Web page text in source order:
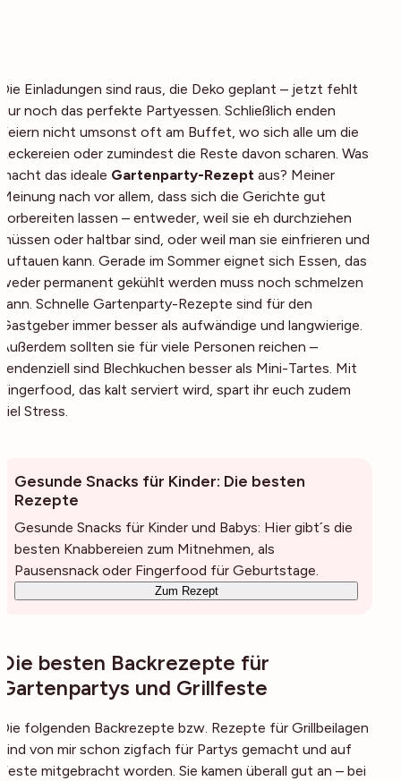
Die Einladungen sind raus, die Deko geplant – jetzt fehlt
nur noch das perfekte Partyessen. Schließlich enden
Feiern nicht umsonst oft am Buffet, wo sich alle um die
Leckereien oder zumindest die Reste davon scharen. Was
macht das ideale Gartenparty-Rezept aus? Meiner
Meinung nach vor allem, dass sich die Gerichte gut
vorbereiten lassen – entweder, weil sie eh durchziehen
müssen oder haltbar sind, oder weil man sie einfrieren und
auftauen kann. Gerade im Sommer eignet sich Essen, das
weder permanent gekühlt werden muss noch schmelzen
kann. Schnelle Gartenparty-Rezepte sind für den
Gastgeber immer besser als aufwändige und langwierige.
Außerdem sollten sie für viele Personen reichen –
tendenziell sind Blechkuchen besser als Mini-Tartes. Mit
Fingerfood, das kalt serviert wird, spart ihr euch zudem
viel Stress.
Gesunde Snacks für Kinder: Die besten
Rezepte
Gesunde Snacks für Kinder und Babys: Hier gibt´s die
besten Knabbereien zum Mitnehmen, als
Pausensnack oder Fingerfood für Geburtstage.
Zum Rezept
Die besten Backrezepte für
Gartenpartys und Grillfeste
Die folgenden Backrezepte bzw. Rezepte für Grillbeilagen
sind von mir schon zigfach für Partys gemacht und auf
Feste mitgebracht worden. Sie kamen überall gut an – bei